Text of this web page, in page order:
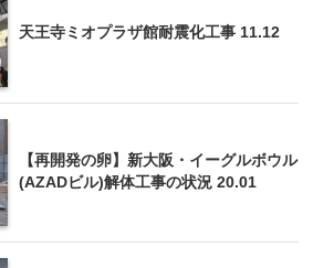
天王寺ミオプラザ館耐震化工事 11.12
【再開発の卵】新大阪・イーグルボウル
(AZADビル)解体工事の状況 20.01